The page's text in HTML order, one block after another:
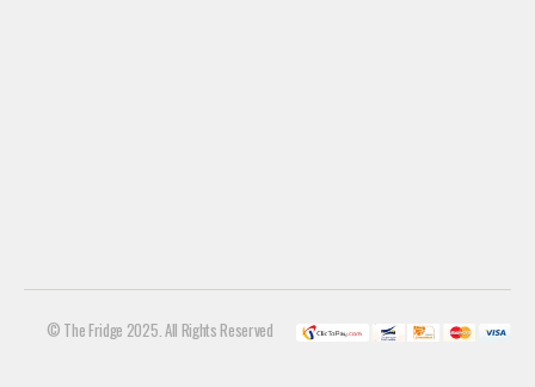
© The Fridge 2025. All Rights Reserved